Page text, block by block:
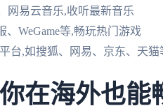
网易云音乐,收听最新音乐
、WeGame等,畅玩热门游戏
台,如搜狐、网易、京东、天猫
在海外也能